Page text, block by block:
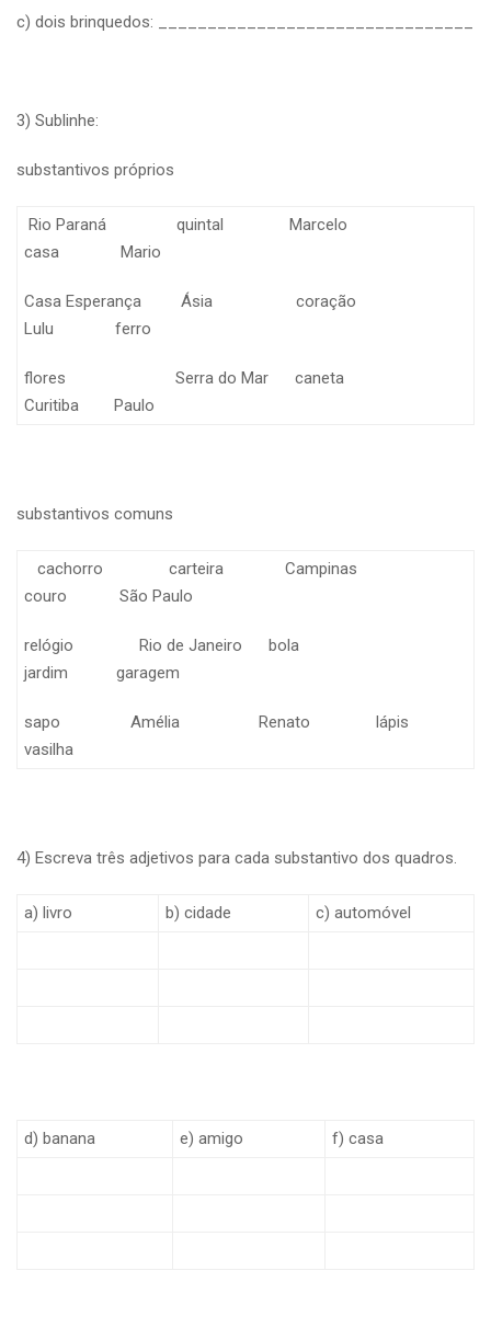
c) dois brinquedos: ________________________________
3) Sublinhe:
substantivos próprios
Rio Paraná quintal Marcelo
casa Mario
Casa Esperança Ásia coração
Lulu ferro
flores Serra do Mar caneta
Curitiba Paulo
substantivos comuns
cachorro carteira Campinas
couro São Paulo
relógio Rio de Janeiro bola
jardim garagem
sapo Amélia Renato lápis
vasilha
4) Escreva três adjetivos para cada substantivo dos quadros.
a) livro b) cidade c) automóvel
d) banana e) amigo f) casa